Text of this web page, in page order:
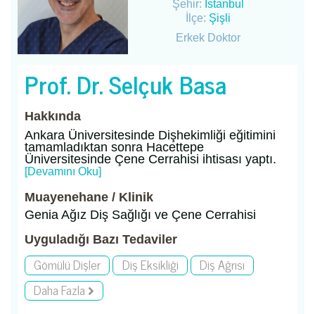
Şehir: İstanbul
İlçe: Şişli
Erkek Doktor
Prof. Dr. Selçuk Basa
Hakkında
Ankara Üniversitesinde Dişhekimliği eğitimini
tamamladıktan sonra Hacettepe
Üniversitesinde Çene Cerrahisi ihtisası yaptı.
[Devamını Oku]
Muayenehane / Klinik
Genia Ağız Diş Sağlığı ve Çene Cerrahisi
Uyguladığı Bazı Tedaviler
Gömülü Dişler Diş Eksikliği
Diş Ağrısı
Daha Fazla